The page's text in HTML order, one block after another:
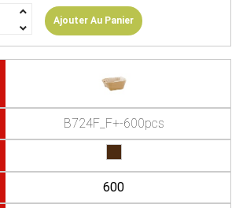
Ajouter Au Panier
B724F_F+-600pcs
600